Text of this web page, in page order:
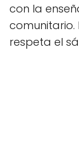
con la
comunitario.
respeta el